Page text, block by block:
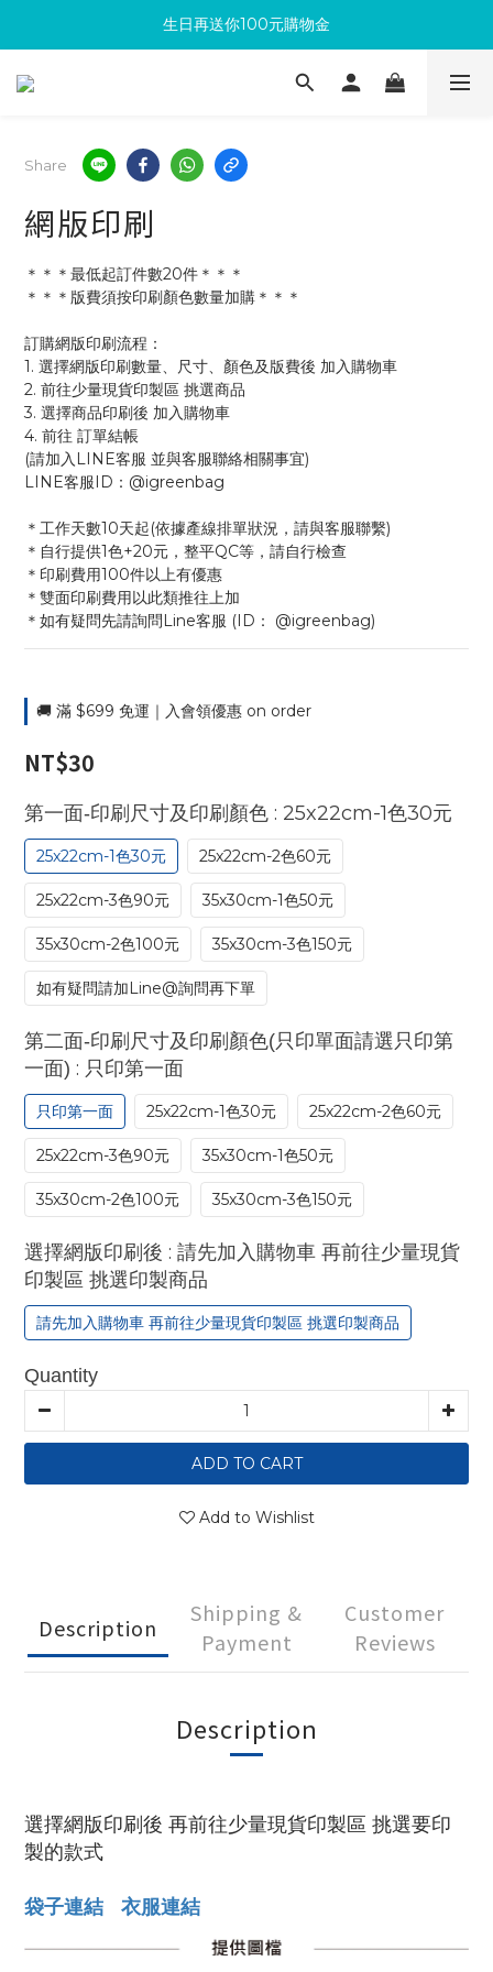
滿300回饋10%購物金
生日再送你100元購物金
加入成為新會員 馬上領取50元購物金
Share
網版印刷
＊＊＊最低起訂件數20件＊＊＊
＊＊＊版費須按印刷顏色數量加購＊＊＊
訂購網版印刷流程：
1. 選擇網版印刷數量、尺寸、顏色及版費後 加入購物車
2. 前往少量現貨印製區 挑選商品
3. 選擇商品印刷後 加入購物車
4. 前往 訂單結帳
(請加入LINE客服 並與客服聯絡相關事宜)
LINE客服ID：@igreenbag
＊工作天數10天起(依據產線排單狀況，請與客服聯繫)
＊自行提供1色+20元，整平QC等，請自行檢查
＊印刷費用100件以上有優惠
＊雙面印刷費用以此類推往上加
＊如有疑問先請詢問Line客服 (ID： @igreenbag)
🚚 滿 $699 免運｜入會領優惠 on order
NT$30
第一面-印刷尺寸及印刷顏色 : 25x22cm-1色30元
25x22cm-1色30元 25x22cm-2色60元
25x22cm-3色90元 35x30cm-1色50元
35x30cm-2色100元 35x30cm-3色150元
如有疑問請加Line@詢問再下單
第二面-印刷尺寸及印刷顏色(只印單面請選只印第
一面) : 只印第一面
只印第一面 25x22cm-1色30元 25x22cm-2色60元
25x22cm-3色90元 35x30cm-1色50元
35x30cm-2色100元 35x30cm-3色150元
選擇網版印刷後 : 請先加入購物車 再前往少量現貨
印製區 挑選印製商品
請先加入購物車 再前往少量現貨印製區 挑選印製商品
Quantity
ADD TO CART
Add to Wishlist
Description
Shipping &
Payment
Customer
Reviews
Description
選擇網版印刷後 再前往少量現貨印製區 挑選要印
製的款式
袋子連結 衣服連結